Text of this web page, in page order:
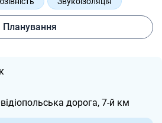
Планування
дорога, 7-й км